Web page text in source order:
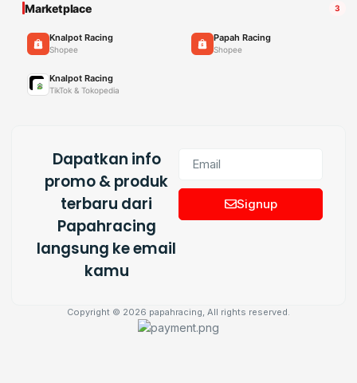
Marketplace 3
Knalpot Racing
Shopee
Papah Racing
Shopee
Knalpot Racing
TikTok & Tokopedia
Dapatkan info
promo & produk
terbaru dari
Papahracing
langsung ke email
kamu
Signup
Copyright © 2026 papahracing, All rights reserved.